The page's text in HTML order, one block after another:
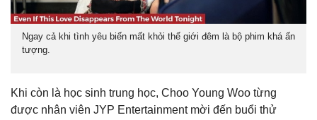
Ngay cả khi tình yêu biến mất khỏi thế giới đêm là bộ phim khá ấn
tượng.
Khi còn là học sinh trung học, Choo Young Woo từng
được nhân viên JYP Entertainment mời đến buổi thử